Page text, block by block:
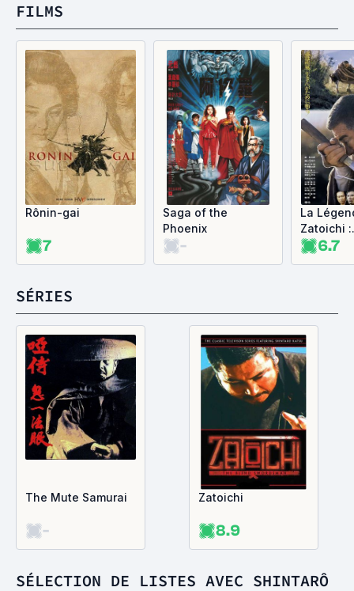
FILMS
Rônin-gai
7
Saga of the
Phoenix
-
La
Zatoichi :
6.7
SÉRIES
The Mute Samurai
-
Zatoichi
8.9
SÉLECTION DE LISTES AVEC SHINTARÔ